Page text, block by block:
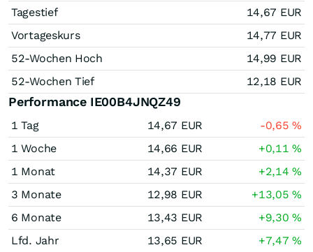
Tagestief
14,67 EUR
Vortageskurs
14,77 EUR
52-Wochen Hoch
14,99 EUR
52-Wochen Tief
12,18 EUR
Performance IE00B4JNQZ49
1 Tag 14,67 EUR -0,65%
1 Woche
14,66 EUR +0,11%
1 Monat
14,37 EUR +2,14%
3 Monate
12,98 EUR +13,05%
6 Monate
13,43 EUR +9,30%
Lfd. Jahr
13,65 EUR +7,47%